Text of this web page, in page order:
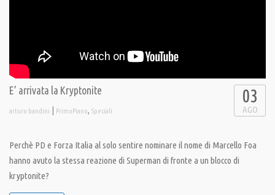
E’ arrivata la Kryptonite
arturo bandini | PrimoPiano, Speciali
03
AGO
Perchè PD e Forza Italia al solo sentire nominare il nome di Marcello Foa
hanno avuto la stessa reazione di Superman di fronte a un blocco di
kryptonite?